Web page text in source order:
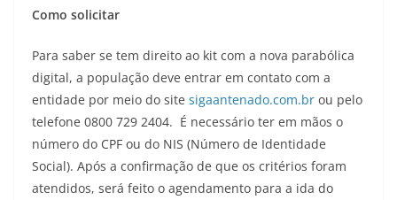
Como solicitar
Para saber se tem direito ao kit com a nova parabólica
digital, a população deve entrar em contato com a
entidade por meio do site sigaantenado.com.br ou pelo
telefone 0800 729 2404. É necessário ter em mãos o
número do CPF ou do NIS (Número de Identidade
Social). Após a confirmação de que os critérios foram
atendidos, será feito o agendamento para a ida do